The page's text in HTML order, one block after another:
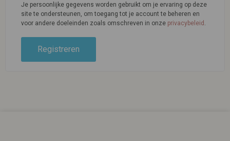
Je persoonlijke gegevens worden gebruikt om je ervaring op deze
site te ondersteunen, om toegang tot je account te beheren en
voor andere doeleinden zoals omschreven in onze privacybeleid
Registreren